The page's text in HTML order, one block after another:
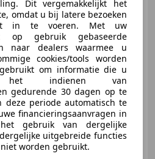
Peugeot 1081.0 e-VTi
Access
€ 5.750
Benzine
51 kW (69 PK)
Dit vergemakkelijkt het
omdat u bij latere bezoeken
in te voeren. Met uw
op gebruik gebaseerde
naar dealers waarmee u
cookies/tools worden
om informatie die u
indienen van
gedurende 30 dagen op te
deze periode automatisch te
financieringsaanvragen in
gebruik van dergelijke
uitgebreide functies
worden gebruikt.